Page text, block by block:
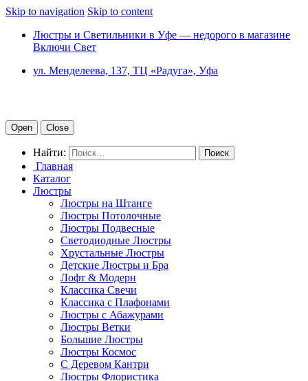
Skip to navigation Skip to content
Люстры и Светильники в Уфе — недорого в магазине
Включи Свет
ул. Менделеева, 137, ТЦ «Радуга», Уфа
Open Close
Найти:
Главная
Каталог
Люстры
Люстры на Штанге
Люстры Потолочные
Люстры Подвесные
Светодиодные Люстры
Хрустальные Люстры
Детские Люстры и Бра
Лофт & Модерн
Классика Свечи
Классика с Плафонами
Люстры с Абажурами
Люстры Ветки
Большие Люстры
Люстры Космос
С Деревом Кантри
Люстры Флористика